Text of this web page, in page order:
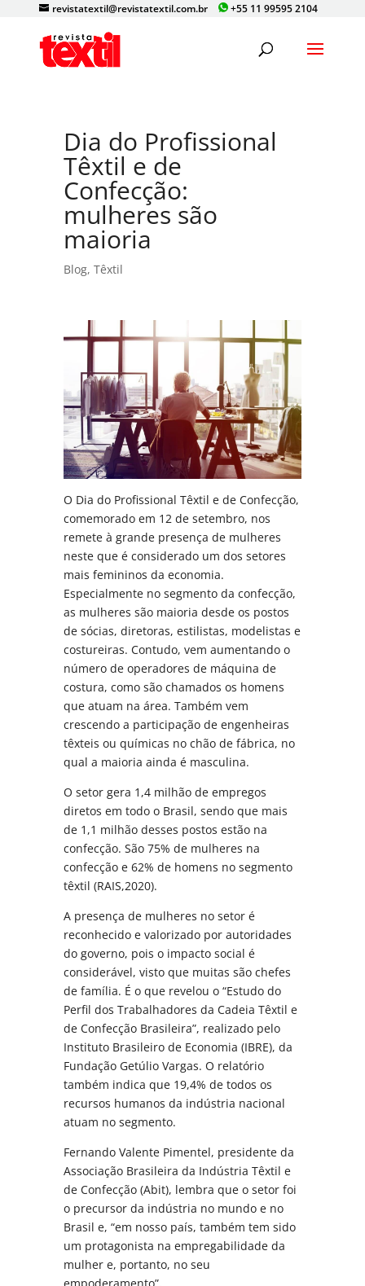
+55 11 99595 2104
revistatextil@revistatextil.com.br
Dia do Profissional
Têxtil e de
Confecção:
mulheres são
maioria
Blog,Têxtil
O Dia do Profissional Têxtil e de Confecção,
comemorado em 12 de setembro, nos
remete à grande presença de mulheres
neste que é considerado um dos setores
mais femininos da economia.
Especialmente no segmento da confecção,
as mulheres são maioria desde os postos
de sócias, diretoras, estilistas, modelistas e
costureiras. Contudo, vem aumentando o
número de operadores de máquina de
costura, como são chamados os homens
que atuam na área. Também vem
crescendo a participação de engenheiras
têxteis ou químicas no chão de fábrica, no
qual a maioria ainda é masculina.
O setor gera 1,4 milhão de empregos
diretos em todo o Brasil, sendo que mais
de 1,1 milhão desses postos estão na
confecção. São 75% de mulheres na
confecção e 62% de homens no segmento
têxtil (RAIS,2020).
A presença de mulheres no setor é
reconhecido e valorizado por autoridades
do governo, pois o impacto social é
considerável, visto que muitas são chefes
de família. É o que revelou o “Estudo do
Perfil dos Trabalhadores da Cadeia Têxtil e
de Confecção Brasileira”, realizado pelo
Instituto Brasileiro de Economia (IBRE), da
Fundação Getúlio Vargas. O relatório
também indica que 19,4% de todos os
recursos humanos da indústria nacional
atuam no segmento.
Fernando Valente Pimentel, presidente da
Associação Brasileira da Indústria Têxtil e
de Confecção (Abit), lembra que o setor foi
o precursor da indústria no mundo e no
Brasil e, “em nosso país, também tem sido
um protagonista na empregabilidade da
mulher e, portanto, no seu